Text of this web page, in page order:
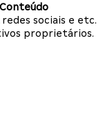
sociais e etc.
proprietários.